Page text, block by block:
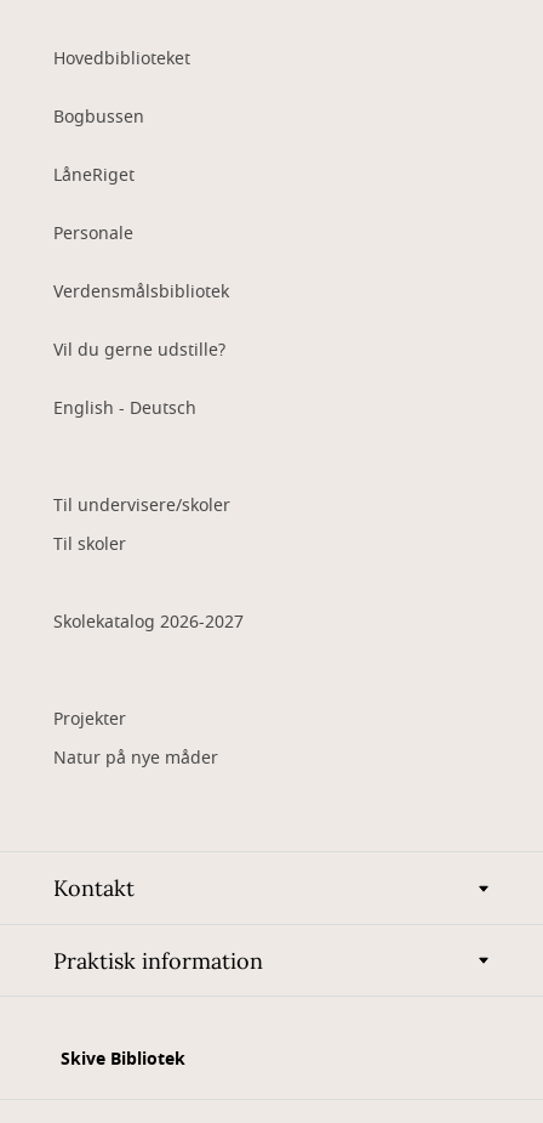
Hovedbiblioteket
Bogbussen
LåneRiget
Personale
Verdensmålsbibliotek
Vil du gerne udstille?
English - Deutsch
Til undervisere/skoler
Til skoler
Skolekatalog 2026-2027
Projekter
Natur på nye måder
Kontakt
Praktisk information
Skive Bibliotek